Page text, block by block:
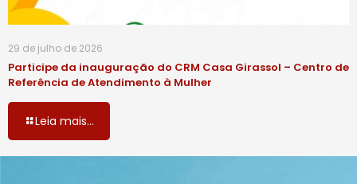
29 de julho de 2026
Participe da inauguração do CRM Casa Girassol – Centro de
Referência de Atendimento à Mulher
Leia mais...